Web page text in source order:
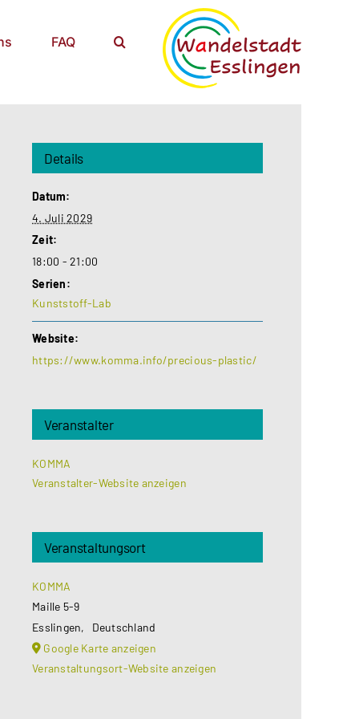
FAQ
Details
Datum:
4. Juli 2029
Zeit:
18:00 - 21:00
Serien:
Kunststoff-Lab
Website:
https://www.komma.info/precious-plastic/
Veranstalter
KOMMA
Veranstalter-Website anzeigen
Veranstaltungsort
KOMMA
Maille 5-9
Esslingen,
Deutschland
Google Karte anzeigen
Veranstaltungsort-Website anzeigen